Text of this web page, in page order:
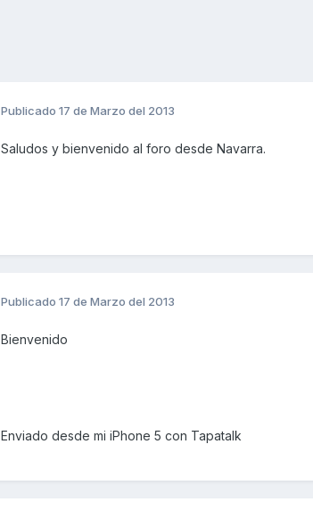
Publicado 17 de Marzo del 2013
Saludos y bienvenido al foro desde Navarra.
Publicado 17 de Marzo del 2013
Bienvenido
Enviado desde mi iPhone 5 con Tapatalk